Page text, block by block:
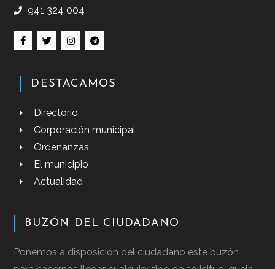
941 324 004
DESTACAMOS
Directorio
Corporación municipal
Ordenanzas
El municipio
Actualidad
BUZÓN DEL CIUDADANO
Ponemos a disposición del ciudadano este buzón